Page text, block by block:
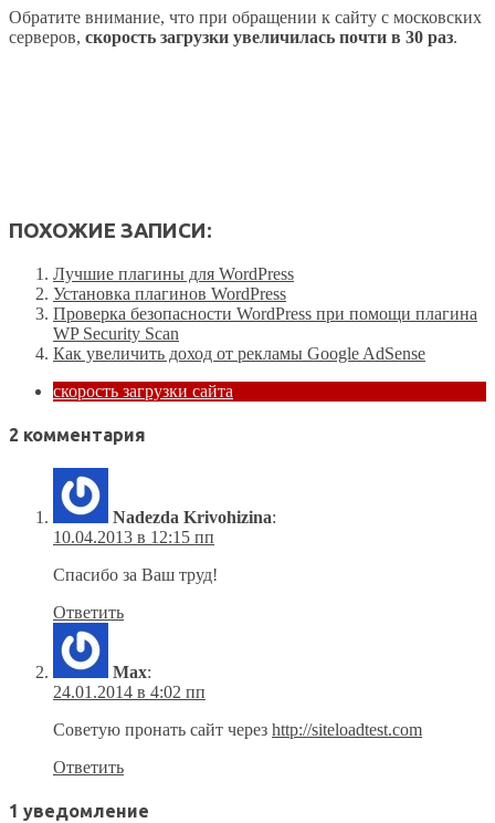
Обратите внимание, что при обращении к сайту с московских
серверов, скорость загрузки увеличилась почти в 30 раз.
ПОХОЖИЕ ЗАПИСИ:
Лучшие плагины для WordPress
Установка плагинов WordPress
Проверка безопасности WordPress при помощи плагина
WP Security Scan
Как увеличить доход от рекламы Google AdSense
скорость загрузки сайта
2 комментария
Nadezda Krivohizina:
10.04.2013 в 12:15 пп
Спасибо за Ваш труд!
Ответить
Max:
24.01.2014 в 4:02 пп
Советую пронать сайт через http://siteloadtest.com
Ответить
1 уведомление